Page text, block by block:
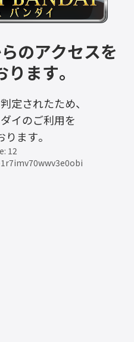
のアクセスを
ます。
定されたため、
イのご利用を
ます。
12